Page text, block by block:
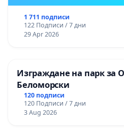
1 711 подписи
122 Подписи / 7 дни
29 Apr 2026
Изграждане на парк за
Беломорски
120 подписи
120 Подписи / 7 дни
3 Aug 2026